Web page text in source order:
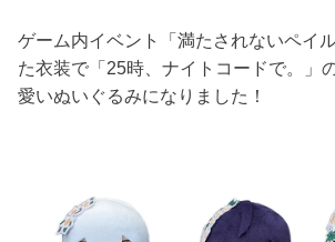
ゲーム内イベント「満たされないペイ
た衣装で「25時、ナイトコードで。」
愛いぬいぐるみになりました！